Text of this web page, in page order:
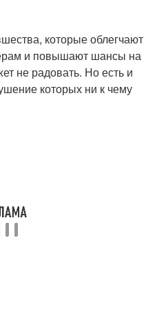
которые облегчают
и повышают шансы на
не радовать. Но есть и
которых ни к чему